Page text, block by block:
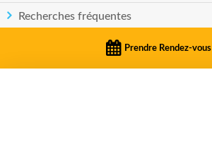
Prendre Rendez-vous
Recherches fréquentes